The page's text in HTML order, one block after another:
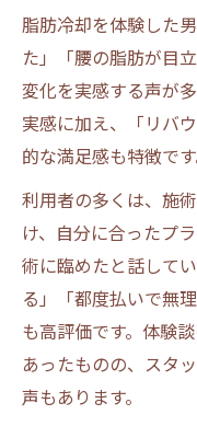
脂肪冷却を体験した
た」「腰の脂肪が目
変化を実感する声が
実感に加え、「リバ
的な満足感も特徴です
利用者の多くは、施
け、自分に合ったプ
術に臨めたと話して
る」「都度払いで無
も高評価です。体験
あったものの、スタ
声もあります。